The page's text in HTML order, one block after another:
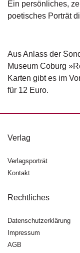
n
l
P
r
e
s
i
h
b
e
u
Ein persönliches,
poetisches Porträt
Aus Anlass der
Museum Coburg
Karten gibt es im
für 12 Euro.
Verlag
Verlagsporträt
Kontakt
Rechtliches
Datenschutzerklärung
Impressum
AGB